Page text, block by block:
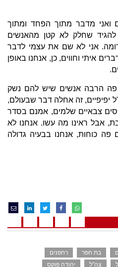
ואני מדבר מתוך הפחד ומתוך
להגיד שחלק לא קטן מהאנשים
אני לא שם את עצמי לדבר
איתי וחווים, כן, אנחנו באופן
פה הרבה אנשים שיש להם נשק
יפיפיים, זה אחלה דבר שבעולם,
צבאיים שלמים, אמנם בסדר
אבל ראינו מה עשו. אנחנו לא
פה כוחות, אנחנו בבעיה גדולה
בת חפר
רחפנים
צה"ל
יהודה פוקס